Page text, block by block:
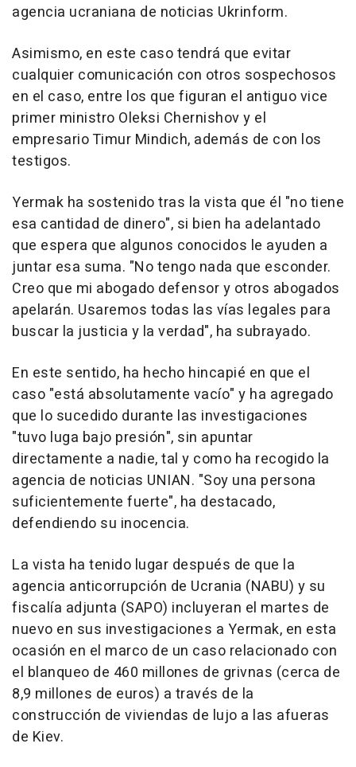
agencia ucraniana de noticias Ukrinform.
Asimismo, en este caso tendrá que evitar
cualquier comunicación con otros sospechosos
en el caso, entre los que figuran el antiguo vice
primer ministro Oleksi Chernishov y el
empresario Timur Mindich, además de con los
testigos.
Yermak ha sostenido tras la vista que él "no tiene
esa cantidad de dinero", si bien ha adelantado
que espera que algunos conocidos le ayuden a
juntar esa suma. "No tengo nada que esconder.
Creo que mi abogado defensor y otros abogados
apelarán. Usaremos todas las vías legales para
buscar la justicia y la verdad", ha subrayado.
En este sentido, ha hecho hincapié en que el
caso "está absolutamente vacío" y ha agregado
que lo sucedido durante las investigaciones
"tuvo luga bajo presión", sin apuntar
directamente a nadie, tal y como ha recogido la
agencia de noticias UNIAN. "Soy una persona
suficientemente fuerte", ha destacado,
defendiendo su inocencia.
La vista ha tenido lugar después de que la
agencia anticorrupción de Ucrania (NABU) y su
fiscalía adjunta (SAPO) incluyeran el martes de
nuevo en sus investigaciones a Yermak, en esta
ocasión en el marco de un caso relacionado con
el blanqueo de 460 millones de grivnas (cerca de
8,9 millones de euros) a través de la
construcción de viviendas de lujo a las afueras
de Kiev.